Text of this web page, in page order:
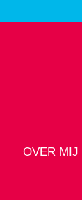
OVER MIJ